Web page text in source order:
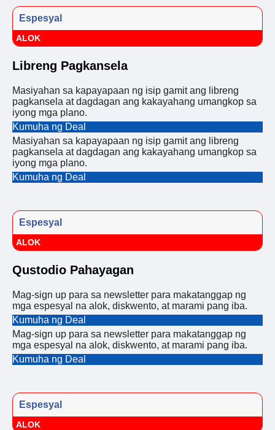
Espesyal
ALOK
Libreng Pagkansela
Masiyahan sa kapayapaan ng isip gamit ang libreng
pagkansela at dagdagan ang kakayahang umangkop sa
iyong mga plano.
Kumuha ng Deal
Masiyahan sa kapayapaan ng isip gamit ang libreng
pagkansela at dagdagan ang kakayahang umangkop sa
iyong mga plano.
Kumuha ng Deal
Espesyal
ALOK
Qustodio Pahayagan
Mag-sign up para sa newsletter para makatanggap ng
mga espesyal na alok, diskwento, at marami pang iba.
Kumuha ng Deal
Mag-sign up para sa newsletter para makatanggap ng
mga espesyal na alok, diskwento, at marami pang iba.
Kumuha ng Deal
Espesyal
ALOK